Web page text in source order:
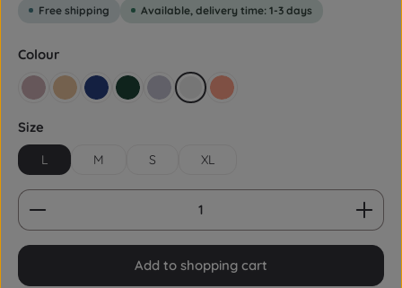
Free shipping Available, delivery time: 1-3 days
Select
Colour
AltrosaBeige yellow
Dark blueDark green
FliederGrey Lachsrot Pastell
Select
Size
L M S XL
Product Quantity: Enter the desired amount or
Add to shopping cart